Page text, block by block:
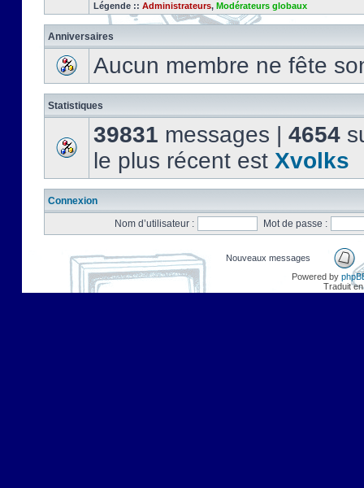
Légende :: Administrateurs, Modérateurs globaux
Anniversaires
Aucun membre ne fête
Statistiques
39831 messages | 4654
le plus récent est Xvolks
Connexion
Nom d’utilisateur :
Mot de passe :
Nouveaux messages
Powered by
Traduit